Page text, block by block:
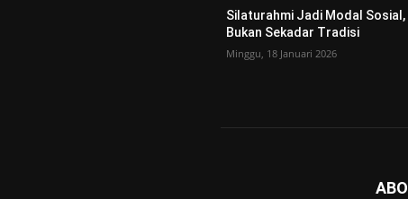
Silaturahmi Jadi Modal Sosial,
Bukan Sekadar Tradisi
Minggu, 18 Januari 2026